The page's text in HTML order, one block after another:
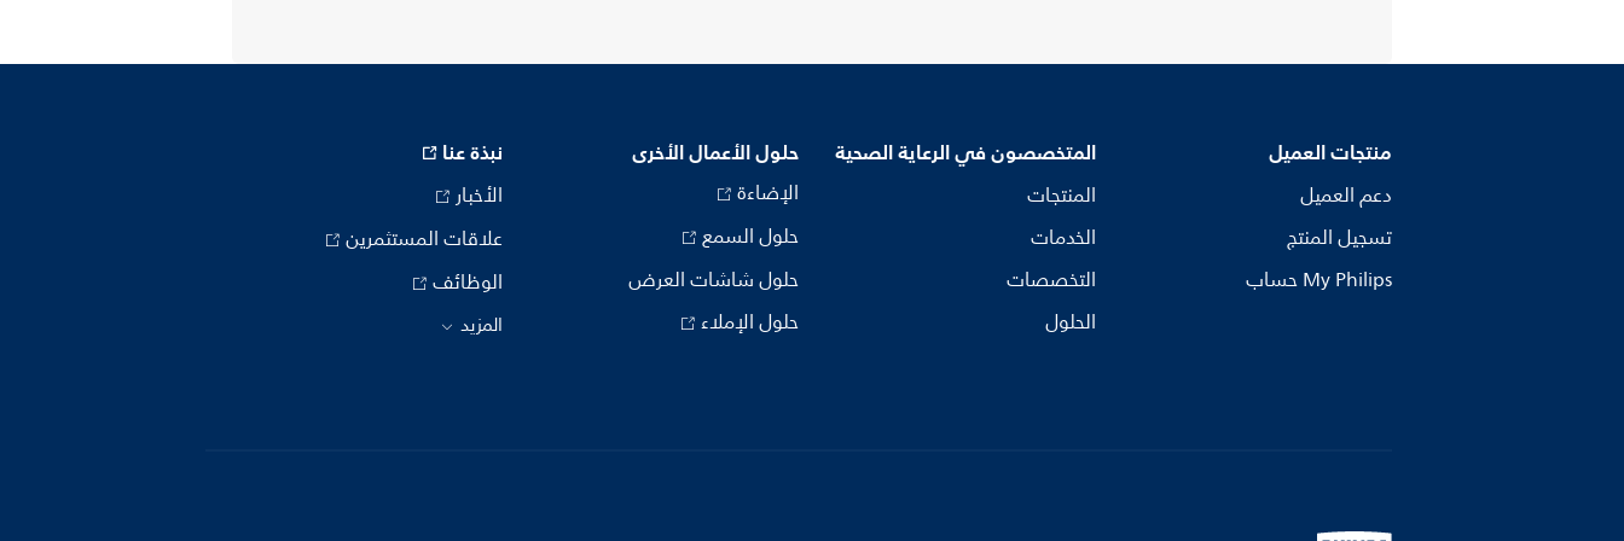
منتجات العميل
دعم العميل
تسجيل المنتج
My Philips حساب
المتخصصون في الرعاية الصحية
المنتجات
الخدمات
التخصصات
الحلول
حلول الأعمال الأخرى
الإضاءة
حلول السمع
حلول شاشات العرض
حلول الإملاء
نبذة عنا
الأخبار
علاقات المستثمرين
الوظائف
المزيد